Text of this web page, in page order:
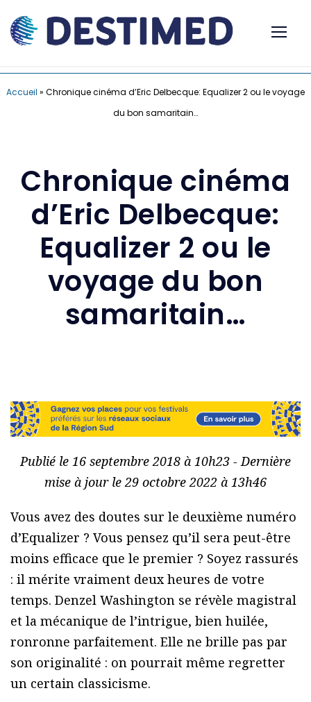
Accueil » Chronique cinéma d’Eric Delbecque: Equalizer 2 ou le voyage
du bon samaritain…
Chronique cinéma
d’Eric Delbecque:
Equalizer 2 ou le
voyage du bon
samaritain…
Publié le 16 septembre 2018 à 10h23 - Dernière
mise à jour le 29 octobre 2022 à 13h46
Vous avez des doutes sur le deuxième numéro
d’Equalizer ? Vous pensez qu’il sera peut-être
moins efficace que le premier ? Soyez rassurés
: il mérite vraiment deux heures de votre
temps. Denzel Washington se révèle magistral
et la mécanique de l’intrigue, bien huilée,
ronronne parfaitement. Elle ne brille pas par
son originalité : on pourrait même regretter
un certain classicisme.